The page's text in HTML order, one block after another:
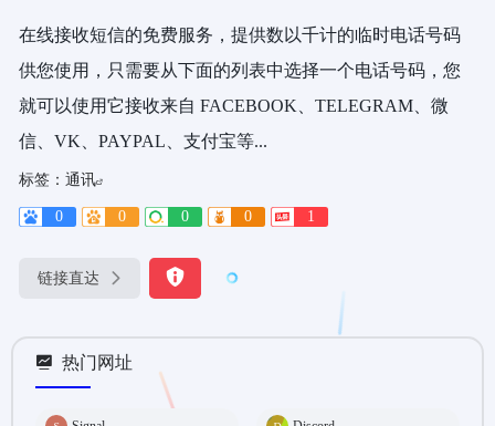
在线接收短信的免费服务，提供数以千计的临时电话号码
供您使用，只需要从下面的列表中选择一个电话号码，您
就可以使用它接收来自 FACEBOOK、TELEGRAM、微
信、VK、PAYPAL、支付宝等...
标签： 通讯
0 0 0 0 1
链接直达
热门网址